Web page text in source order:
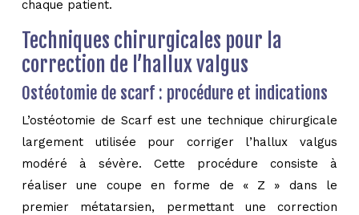
chaque patient.
Techniques chirurgicales pour la
correction de l’hallux valgus
Ostéotomie de scarf : procédure et indications
L’ostéotomie de Scarf est une technique chirurgicale
largement utilisée pour corriger l’hallux valgus
modéré à sévère. Cette procédure consiste à
réaliser une coupe en forme de « Z » dans le
premier métatarsien, permettant une correction